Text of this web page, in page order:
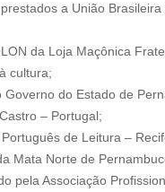
a União
da Loja Maçônica
cultura;
Governo do Estado de
– Portugal;
de Leitura –
Mata Norte de
pela Associação